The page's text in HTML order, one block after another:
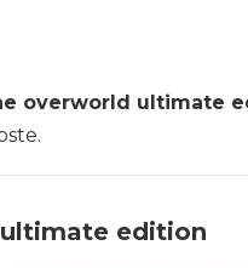
overworld ultimate
edition